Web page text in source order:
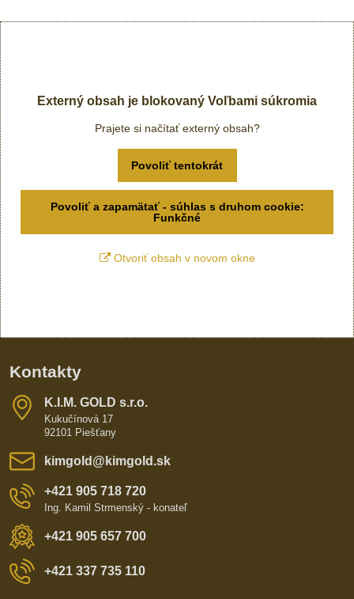
Externý obsah je blokovaný Voľbami súkromia
Prajete si načítať externý obsah?
Povoliť tentokrát
Povoliť a zapamätať - súhlas s druhom cookie:
Funkčné
Otvoriť obsah v novom okne
Kontakty
K​​.I​​.M​​. GOLD s​​.r​​.o​​.
Kukučínová 17
92101 Piešťany
kimgold​@kimgold​.sk
+421 905 718 720
Ing. Kamil Strmenský - konateľ
+421 905 657 700
+421 337 735 110